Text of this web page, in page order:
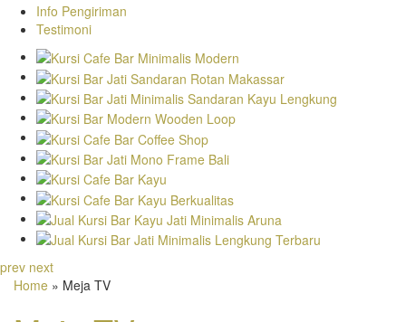
Info Pengiriman
Testimoni
prev next
Home » Meja TV